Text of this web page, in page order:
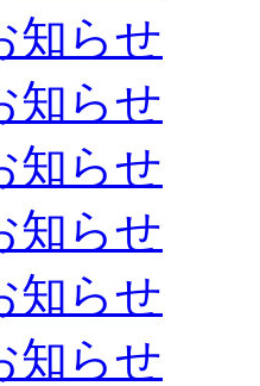
知らせ
知らせ
知らせ
知らせ
知らせ
知らせ